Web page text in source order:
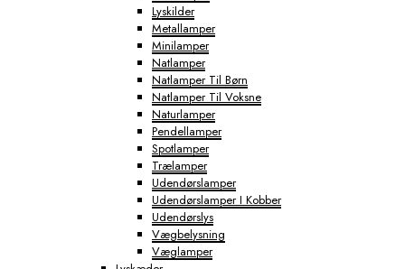
Lyskilder
Metallamper
Minilamper
Natlamper
Natlamper Til Børn
Natlamper Til Voksne
Naturlamper
Pendellamper
Spotlamper
Trælamper
Udendørslamper
Udendørslamper I Kobber
Udendørslys
Vægbelysning
Væglamper